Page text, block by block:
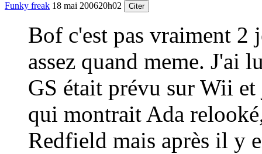
Funky freak 18 mai 200620h02 Citer
Bof c'est pas vraiment 2
assez quand meme. J'ai
GS était prévu sur Wii
qui montrait Ada
Redfield mais après il y